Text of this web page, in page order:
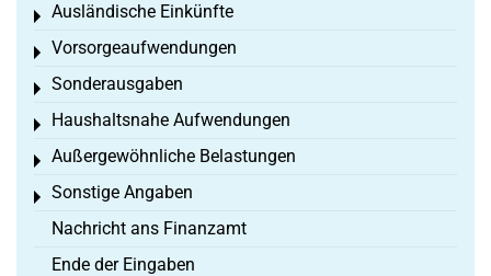
Ausländische Einkünfte
Toggle menu
Vorsorgeaufwendungen
Toggle menu
Sonderausgaben
Toggle menu
Haushaltsnahe Aufwendungen
Toggle menu
Außergewöhnliche Belastungen
Toggle menu
Sonstige Angaben
Toggle menu
Nachricht ans Finanzamt
Ende der Eingaben